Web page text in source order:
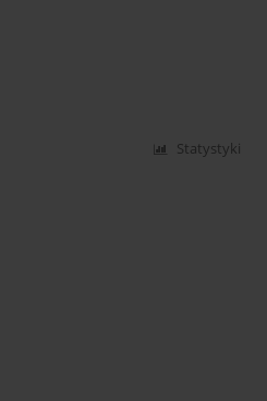
Statystyki